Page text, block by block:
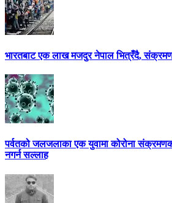
भारतबाट एक लाख मजदुर नेपाल भित्रँदै,
पर्वतको जलजलाका एक युवामा कोरोना
नगर्न सल्लाह